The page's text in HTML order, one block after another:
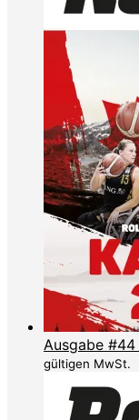
Ausgabe
gültigen MwSt.